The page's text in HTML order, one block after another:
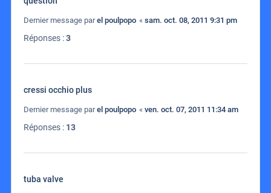
Dernier message parel poulpopo « sam. oct. 08, 2011 9:31 pm
Réponses :3
cressi occhio plus
Dernier message parel poulpopo « ven. oct. 07, 2011 11:34 am
Réponses : 13
tuba valve